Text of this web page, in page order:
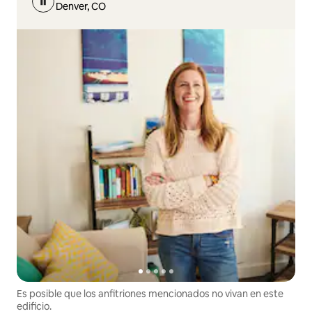
Denver, CO
Es posible que los anfitriones mencionados no vivan en este
edificio.